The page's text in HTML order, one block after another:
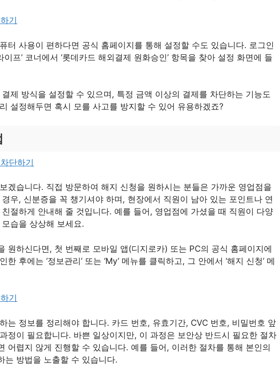
기
터 사용이 편하다면 공식 홈페이지를 통해 설정할 수도 있습니다. 로그인
이프’ 코너에서 ‘롯데카드 해외결제 원화승인’ 항목을 찾아 설정 화면에 들
제 방식을 설정할 수 있으며, 특정 금액 이상의 결제를 차단하는 기능도
설정해두면 혹시 모를 사고를 방지할 수 있어 유용하겠죠?
단하기
겠습니다. 직접 방문하여 해지 신청을 원하시는 분들은 가까운 영업점을
우, 신분증을 꼭 챙기셔야 하며, 현장에서 직원이 남아 있는 포인트나 연
절하게 안내해 줄 것입니다. 예를 들어, 영업점에 가셨을 때 직원이 다양
습을 상상해 보세요.
원하신다면, 첫 번째로 모바일 앱(디지로카) 또는 PC의 공식 홈페이지에
한 후에는 ‘정보관리’ 또는 ‘My’ 메뉴를 클릭하고, 그 안에서 ‘해지 신청’ 메
기
는 정보를 정리해야 합니다. 카드 번호, 유효기간, CVC 번호, 비밀번호 앞
정이 필요합니다. 바쁜 일상이지만, 이 과정은 보안상 반드시 필요한 절차
어렵지 않게 진행할 수 있습니다. 예를 들어, 이러한 절차를 통해 본인의
는 방법을 노출할 수 있습니다.